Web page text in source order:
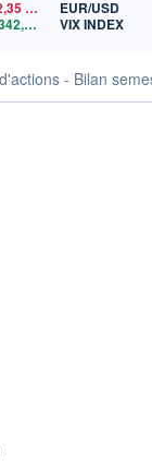
$US
4 342,26 $US
EUR/USD
VIX INDEX
- Bilan